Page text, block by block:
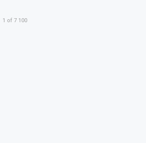
1 of 7 100